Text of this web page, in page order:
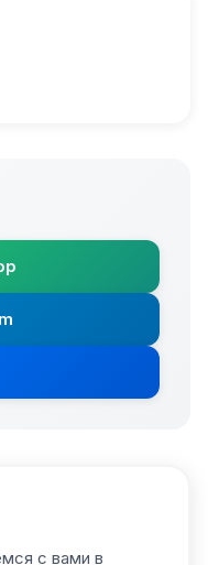
с вами в